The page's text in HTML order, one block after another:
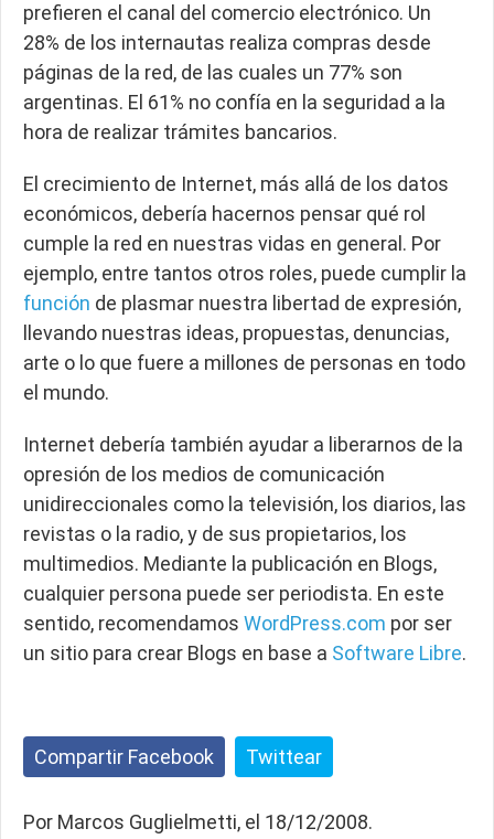
prefieren el canal del comercio electrónico. Un
28% de los internautas realiza compras desde
páginas de la red, de las cuales un 77% son
argentinas. El 61% no confía en la seguridad a la
hora de realizar trámites bancarios.
El crecimiento de Internet, más allá de los datos
económicos, debería hacernos pensar qué rol
cumple la red en nuestras vidas en general. Por
ejemplo, entre tantos otros roles, puede cumplir la
función de plasmar nuestra libertad de expresión,
llevando nuestras ideas, propuestas, denuncias,
arte o lo que fuere a millones de personas en todo
el mundo.
Internet debería también ayudar a liberarnos de la
opresión de los medios de comunicación
unidireccionales como la televisión, los diarios, las
revistas o la radio, y de sus propietarios, los
multimedios. Mediante la publicación en Blogs,
cualquier persona puede ser periodista. En este
sentido, recomendamos WordPress.com por ser
un sitio para crear Blogs en base a Software Libre.
Compartir Facebook Twittear
Por Marcos Guglielmetti, el 18/12/2008.